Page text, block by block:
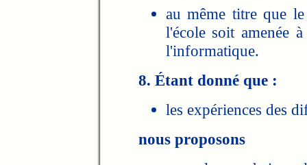
au même titre que
l'école soit amenée
l'informatique.
8. Étant donné que :
les expériences des
nous proposons